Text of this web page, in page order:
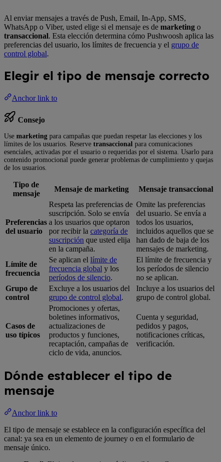
Al enviar mensajes a través de Push, Email, In-App, SMS,
WhatsApp o Viber, usted elige si el mensaje es de marketing o
transaccional. Esta elección determina cómo Pushwoosh aplica las
preferencias del usuario, los límites de frecuencia y el grupo de
control global.
Elegir el tipo de mensaje correcto
Anchor link to
Consejo
Use marketing para campañas que puedan respetar las elecciones y los
límites de los usuarios. Reserve transaccional para comunicaciones
esenciales, activadas por el usuario o requeridas por el sistema. Usarlo para
contenido promocional puede generar problemas de cumplimiento y quejas
de los usuarios.
Tipo de
mensaje
Mensaje de marketing Mensaje transaccional
Preferencias
del usuario
Respeta las preferencias de
suscripción. Solo se envía
a los usuarios que optaron
por recibir la categoría de
suscripción que usted elija
en la campaña.
Omite las preferencias
del usuario. Se envía a
todos los usuarios,
incluidos aquellos que se
han dado de baja de los
mensajes de marketing.
Límite de
frecuencia
Se aplican el límite de
frecuencia global y los
períodos de silencio.
El límite de frecuencia y
los períodos de silencio
no se aplican.
Grupo de
control
Excluye a los usuarios del
grupo de control global.
Incluye a los usuarios del
grupo de control global.
Casos de
uso típicos
Promociones y ofertas,
boletines informativos,
actualizaciones de
productos y funciones,
recaptación, campañas de
ciclo de vida, anuncios.
Cuenta y seguridad,
pedidos y pagos,
notificaciones críticas,
verificación.
Dónde establecer el tipo de
mensaje
Anchor link to
El tipo de mensaje se establece en la configuración específica del
canal: ya sea en un elemento de journey o en el formulario de
mensaje único.